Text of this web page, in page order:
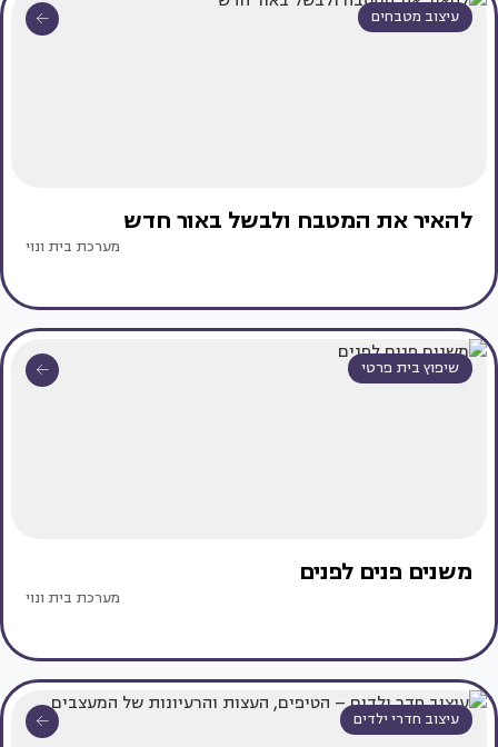
עיצוב מטבחים
להאיר את המטבח ולבשל באור חדש
מערכת בית ונוי
שיפוץ בית פרטי
משנים פנים לפנים
מערכת בית ונוי
עיצוב חדרי ילדים